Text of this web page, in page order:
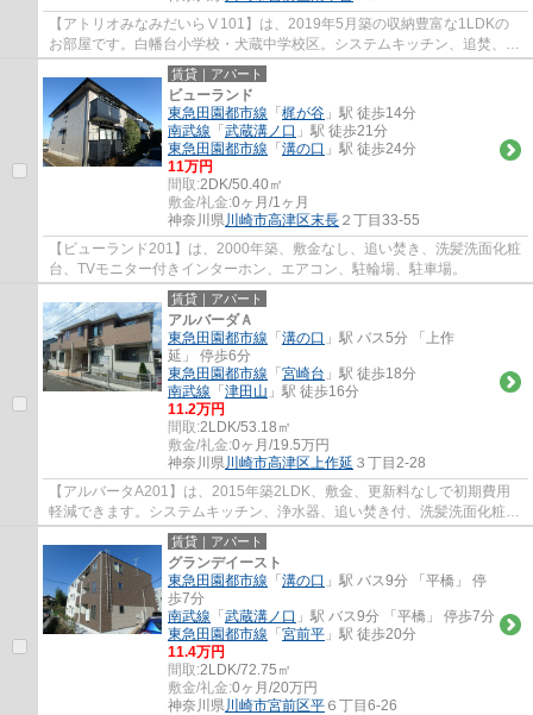
【アトリオみなみだいらⅤ101】は、2019年5月築の収納豊富な1LDKの
お部屋です。白幡台小学校・犬蔵中学校区。システムキッチン、追焚、温
水洗浄便座、浴室乾燥機、ゆったりとした一坪風...
賃貸｜アパート
ビューランド
東急田園都市線 「 梶が谷 」駅 徒歩14分
南武線 「 武蔵溝ノ口 」駅 徒歩21分
東急田園都市線 「 溝の口 」駅 徒歩24分
11万円
間取:2DK/50.40㎡
敷金/礼金:0ヶ月/1ヶ月
神奈川県川崎市高津区末長 ２丁目33-55
【ビューランド201】は、2000年築、敷金なし、追い焚き、洗髪洗面化粧
台、TVモニター付きインターホン、エアコン、駐輪場、駐車場。
賃貸｜アパート
アルバーダＡ
東急田園都市線 「 溝の口 」駅 バス5分 「上作
延」 停歩6分
東急田園都市線 「 宮崎台 」駅 徒歩18分
南武線 「 津田山 」駅 徒歩16分
11.2万円
間取:2LDK/53.18㎡
敷金/礼金:0ヶ月/19.5万円
神奈川県川崎市高津区上作延 ３丁目2-28
【アルバータA201】は、2015年築2LDK、敷金、更新料なしで初期費用
軽減できます。システムキッチン、浄水器、追い焚き付、洗髪洗面化粧
台、浴室乾燥機、温水洗浄便座、TV付ドアホン、...
賃貸｜アパート
グランデイースト
東急田園都市線 「 溝の口 」駅 バス9分 「平橋」 停
歩7分
南武線 「 武蔵溝ノ口 」駅 バス9分 「平橋」 停歩7分
東急田園都市線 「 宮前平 」駅 徒歩20分
11.4万円
間取:2LDK/72.75㎡
敷金/礼金:0ヶ月/20万円
神奈川県川崎市宮前区平 ６丁目6-26